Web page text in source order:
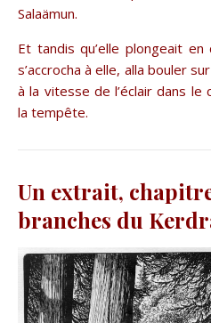
Salaämun.
Et tandis qu’elle plongeait
s’accrocha à elle, alla bouler
à la vitesse de l’éclair dans le
la tempête.
Un extrait,
branches du